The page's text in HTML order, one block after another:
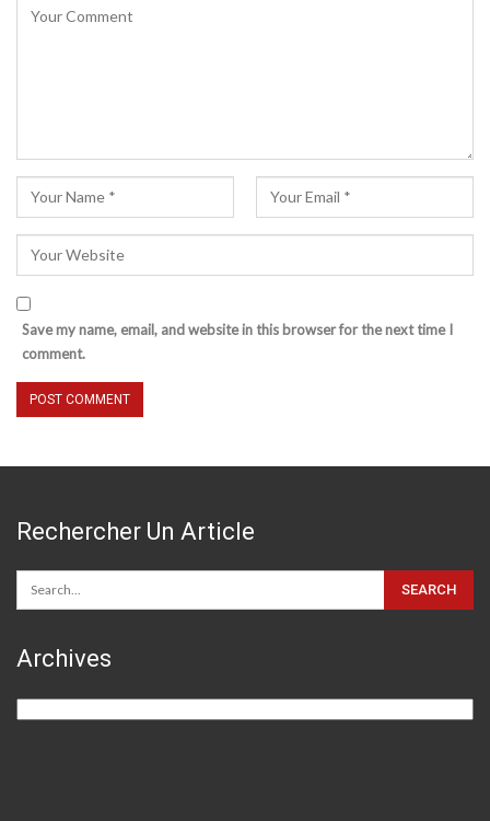
Save my name, email, and website in this browser for the next time I
comment.
Rechercher Un Article
Archives